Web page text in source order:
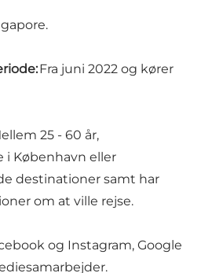
Fra juni 2022 og kører
25 - 60 år,
i København eller
destinationer samt har
om at ville rejse.
og Instagram, Google